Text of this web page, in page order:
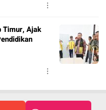
Timur, Ajak